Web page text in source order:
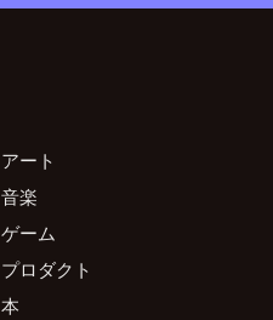
アート
音楽
ゲーム
プロダクト
本